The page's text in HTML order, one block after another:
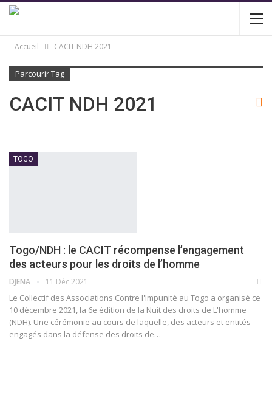
Accueil CACIT NDH 2021
Parcourir Tag
CACIT NDH 2021
TOGO
Togo/NDH : le CACIT récompense l’engagement
des acteurs pour les droits de l’homme
DJENA 11 Déc 2021
Le Collectif des Associations Contre l'Impunité au Togo a organisé ce
10 décembre 2021, la 6e édition de la Nuit des droits de L'homme
(NDH). Une cérémonie au cours de laquelle, des acteurs et entités
engagés dans la défense des droits de…